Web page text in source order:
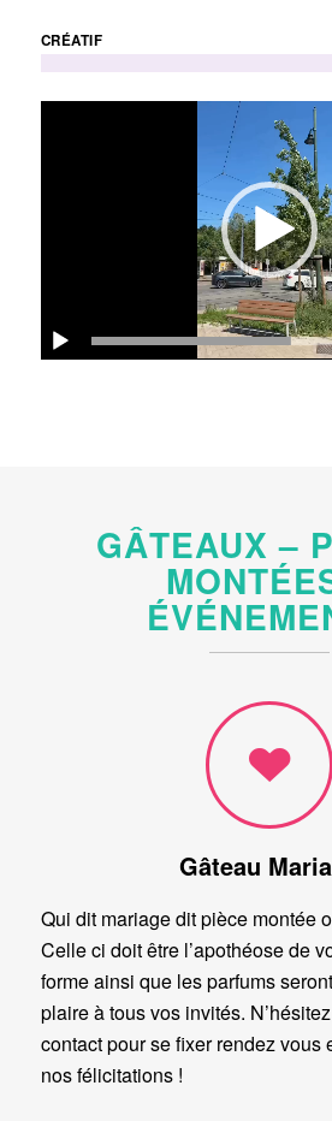
CRÉATIF
GÂTEAUX –
Gâteau
Qui dit mariage dit pièce montée
Celle ci doit être l’apothéose de
forme ainsi que les parfums
plaire à tous vos invités.
contact pour se fixer rendez vous
nos félicitations !